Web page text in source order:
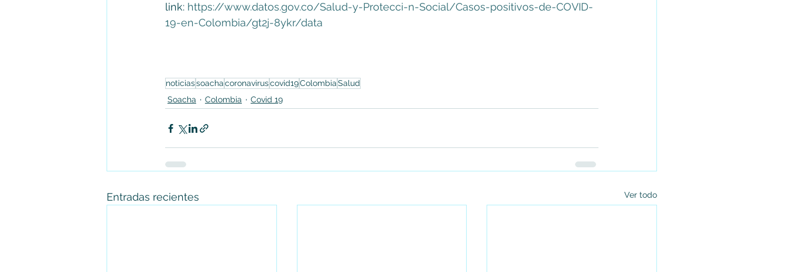
link: https://www.datos.gov.co/Salud-y-Protecci-n-Social/Casos-positivos-de-COVID-
19-en-Colombia/gt2j-8ykr/data
noticiassoachacoronaviruscovid19ColombiaSalud
Soacha
Colombia Covid 19
Entradas recientes Ver todo